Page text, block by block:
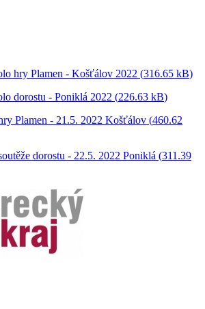
hry Plamen - Košťálov 2022 (316.65 kB)
dorostu - Poniklá 2022 (226.63 kB)
Plamen - 21.5. 2022 Košťálov (460.62
dorostu - 22.5. 2022 Poniklá (311.39